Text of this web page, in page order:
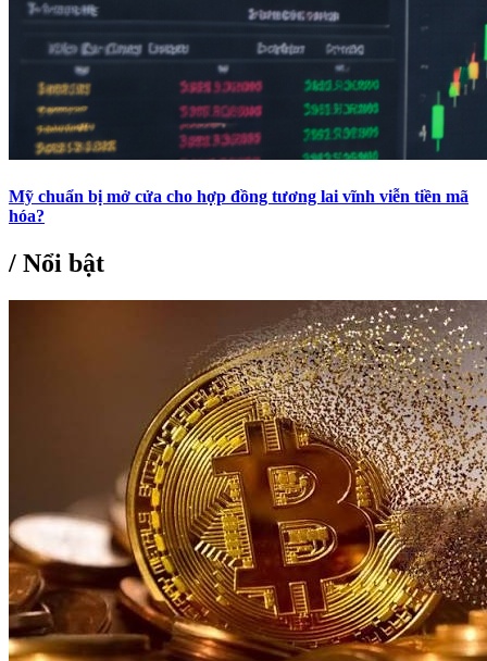
Mỹ chuẩn bị mở cửa cho hợp đồng tương lai vĩnh viễn tiền mã
hóa?
/ Nổi bật